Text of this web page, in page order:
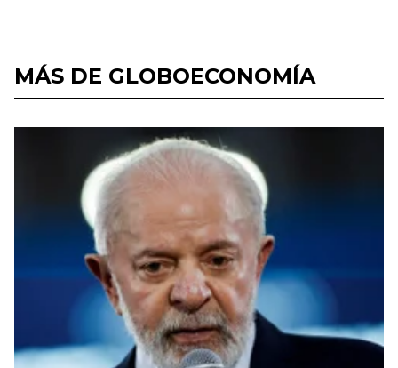
MÁS DE GLOBOECONOMÍA